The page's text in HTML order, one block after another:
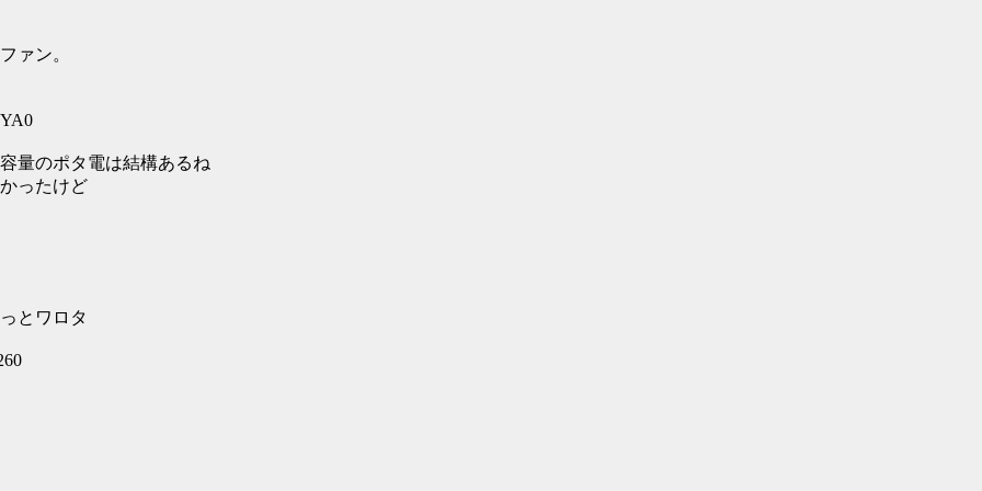
ァン。
量のポタ電は結構あるね
ったけど
とワロタ